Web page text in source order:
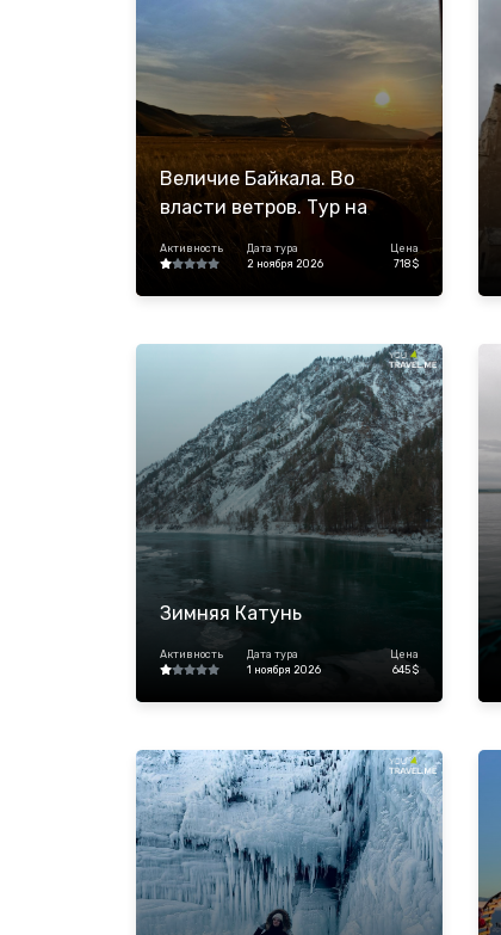
Величие Байкала. Во
власти ветров. Тур на
осенние праздники
Активность
Дата тура
2 ноября 2026
Цена
718 $
Зимняя Катунь
Активность
Дата тура
1 ноября 2026
Цена
645 $